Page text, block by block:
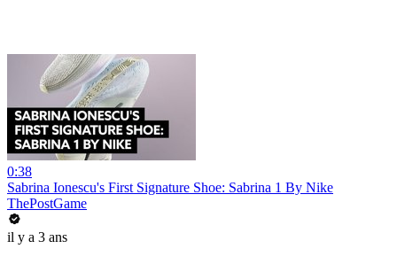
0:38
Sabrina Ionescu's First Signature Shoe: Sabrina 1 By Nike
ThePostGame
il y a 3 ans